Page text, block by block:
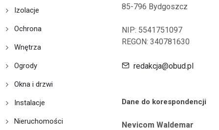
Izolacje
Ochrona
Wnętrza
Ogrody
Okna i drzwi
Instalacje
Nieruchomości
85-796 Bydgoszcz
NIP: 5541751097
REGON: 340781630
redakcja@obud.pl
Dane do korespondencji
Nevicom Waldemar